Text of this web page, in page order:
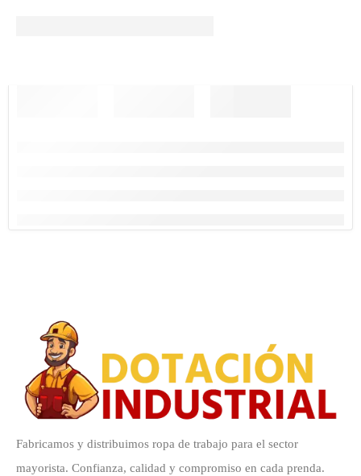
Fabricamos y distribuimos ropa de trabajo para el sector
mayorista. Confianza, calidad y compromiso en cada prenda.